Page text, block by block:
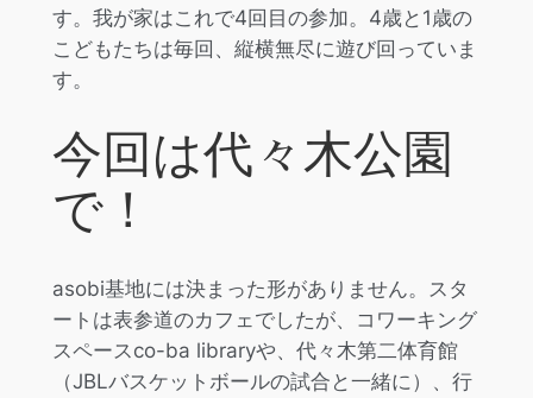
す。我が家はこれで4回目の参加。4歳と1歳の
こどもたちは毎回、縦横無尽に遊び回っていま
す。
今回は代々木公園
で！
asobi基地には決まった形がありません。スタ
ートは表参道のカフェでしたが、コワーキング
スペースco-ba libraryや、代々木第二体育館
（JBLバスケットボールの試合と一緒に）、行